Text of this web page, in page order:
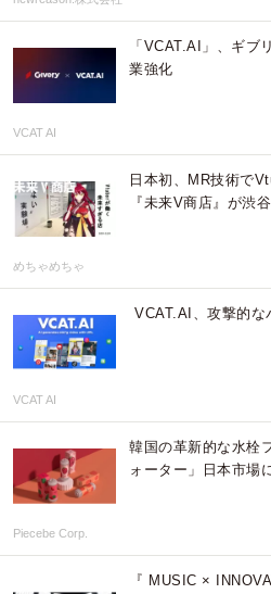
「VCAT.AI」、ギブ
業強化
VCAT AI
日本初、MR技術で
『未来V商店』が渋
めちゃめちゃ
VCAT.AI、攻撃的な
VCAT AI
韓国の革新的な水栓
ォーター」日本市場
Piecebe Corp.
『 MUSIC ×